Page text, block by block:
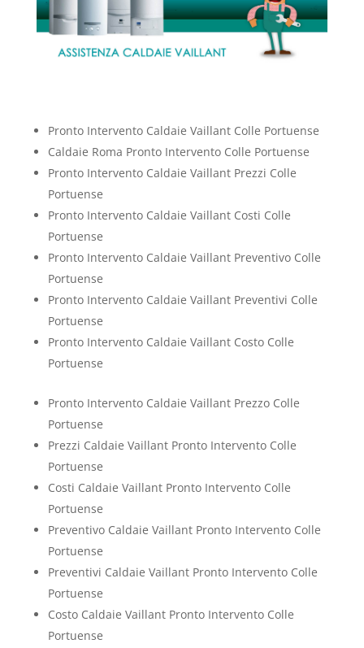
Pronto Intervento Caldaie Vaillant Colle Portuense
Caldaie Roma Pronto Intervento Colle Portuense
Pronto Intervento Caldaie Vaillant Prezzi Colle
Portuense
Pronto Intervento Caldaie Vaillant Costi Colle
Portuense
Pronto Intervento Caldaie Vaillant Preventivo Colle
Portuense
Pronto Intervento Caldaie Vaillant Preventivi Colle
Portuense
Pronto Intervento Caldaie Vaillant Costo Colle
Portuense
Pronto Intervento Caldaie Vaillant Prezzo Colle
Portuense
Prezzi Caldaie Vaillant Pronto Intervento Colle
Portuense
Costi Caldaie Vaillant Pronto Intervento Colle
Portuense
Preventivo Caldaie Vaillant Pronto Intervento Colle
Portuense
Preventivi Caldaie Vaillant Pronto Intervento Colle
Portuense
Costo Caldaie Vaillant Pronto Intervento Colle
Portuense